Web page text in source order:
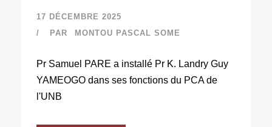
17 DÉCEMBRE 2025
PAR
MONTOU PASCAL SOME
Pr Samuel PARE a installé Pr K. Landry Guy
YAMEOGO dans ses fonctions du PCA de
l'UNB